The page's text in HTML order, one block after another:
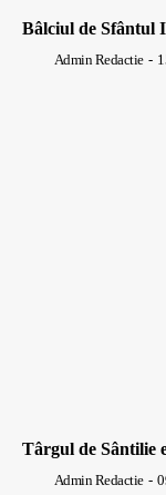
Bâlciul de Sfântul
Admin Redactie -
Târgul de Sântilie
Admin Redactie -